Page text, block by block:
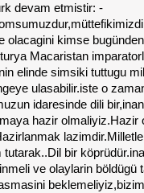
devam etmistir: -
olacagini kimse bugünden
Macaristan
elinde simsiki tuttugu
ulasabilir.iste o
idaresinde dili
hazir olmaliyiz.Hazir
bir
ve olaylarin böldügü